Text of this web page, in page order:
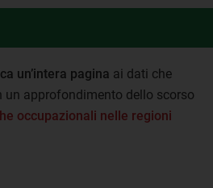
un’intera pagina ai dati che
un approfondimento dello scorso
occupazionali nelle regioni